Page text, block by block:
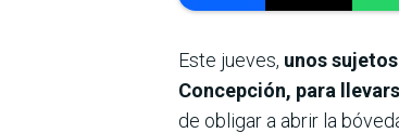
Este jueves, unos
Concepción, para
de obligar a abrir la